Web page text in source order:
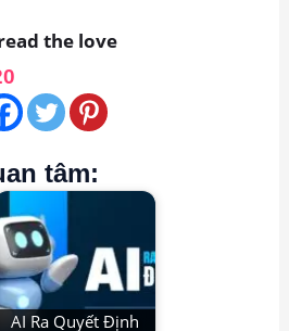
the love
tâm:
AI Ra Quyết Định